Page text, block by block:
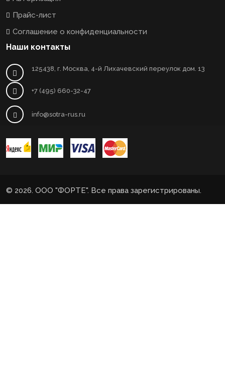
Прайс-лист
Соглашение о конфиденциальности
Наши контакты
125438, г. Москва, 4-й Лихачевский переулок дом. 13
+7 (495) 660-32-47
info@sotra-rus.ru
© 2026. ООО "ФОРТЕ". Все права зарегистрированы.